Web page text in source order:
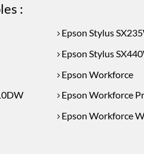
:
Epson Stylus
Epson Stylus
Epson Workforce
Epson Workforce
Epson Workforce